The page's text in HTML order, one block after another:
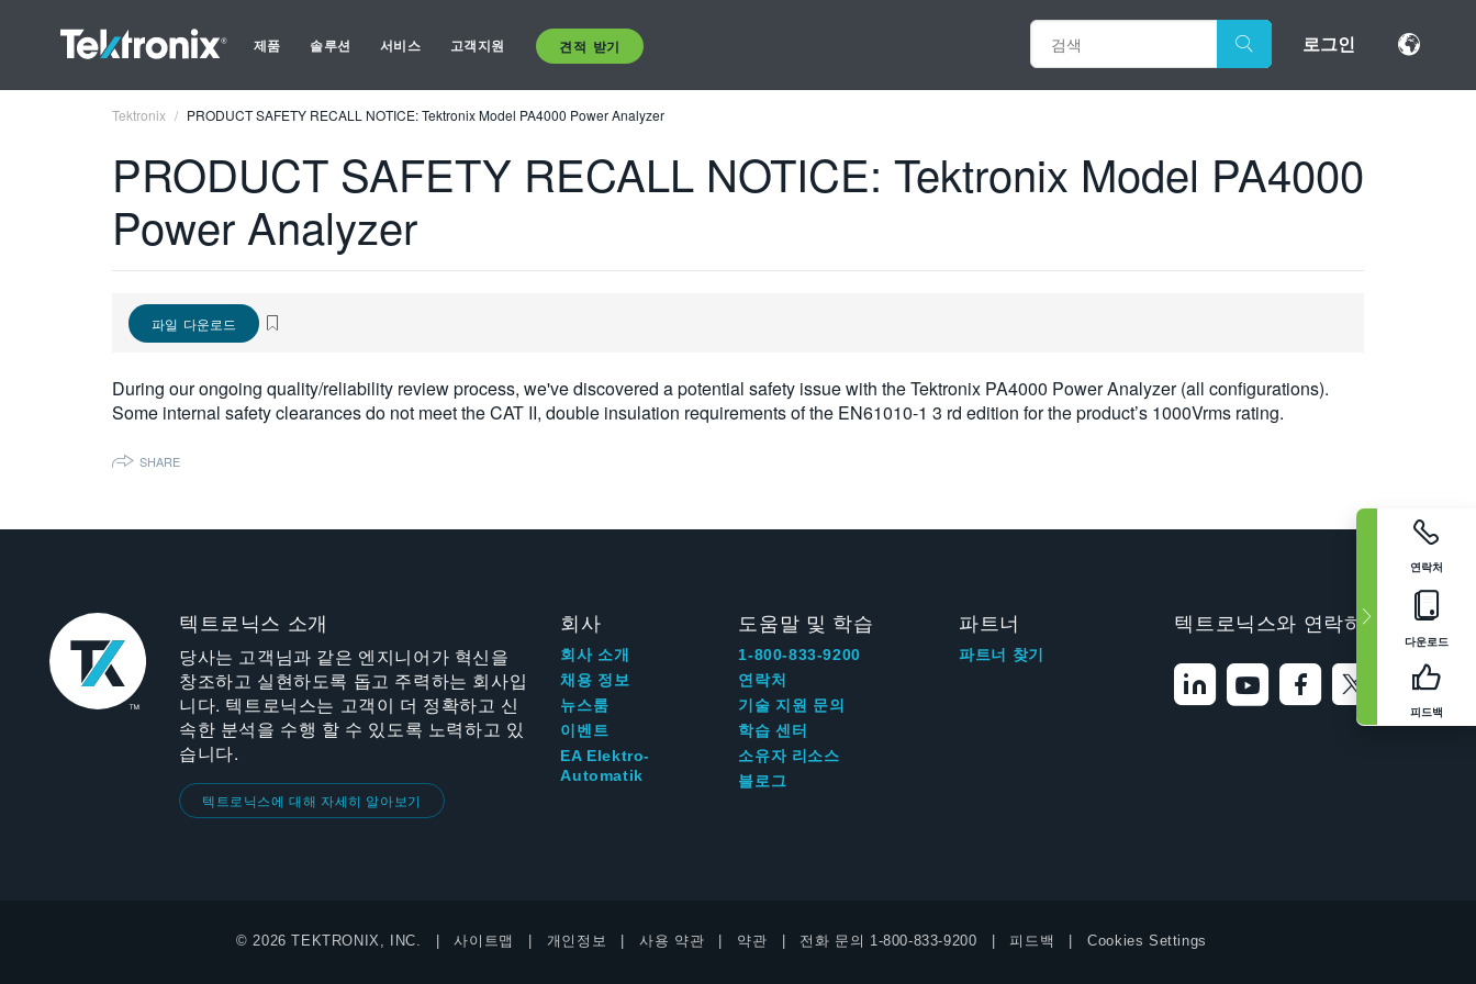
제품 솔루션 서비스 고객지원 견적 받기 로그인
연락처
다운로드
피드백
Tektronix PRODUCT SAFETY RECALL NOTICE: Tektronix Model PA4000 Power Analyzer
PRODUCT SAFETY RECALL NOTICE: Tektronix Model PA4000
Power Analyzer
파일 다운로드
During our ongoing quality/reliability review process, we've discovered a potential safety issue with the Tektronix PA4000 Power Analyzer (all configurations).
Some internal safety clearances do not meet the CAT II, double insulation requirements of the EN61010-1 3 rd edition for the product’s 1000Vrms rating.
SHARE
텍트로닉스 소개
당사는 고객님과 같은 엔지니어가 혁신을
창조하고 실현하도록 돕고 주력하는 회사입
니다. 텍트로닉스는 고객이 더 정확하고 신
속한 분석을 수행 할 수 있도록 노력하고 있
습니다.
텍트로닉스에 대해 자세히 알아보기
회사
회사 소개
채용 정보
뉴스룸
이벤트
EA Elektro-
Automatik
도움말 및 학습
1-800-833-9200
연락처
기술 지원 문의
학습 센터
소유자 리소스
블로그
파트너
파트너 찾기
텍트로닉스와 연락하기
© 2026 TEKTRONIX, INC. 사이트맵 개인정보 사용 약관 약관 전화 문의 1-800-833-9200 피드백 Cookies Settings